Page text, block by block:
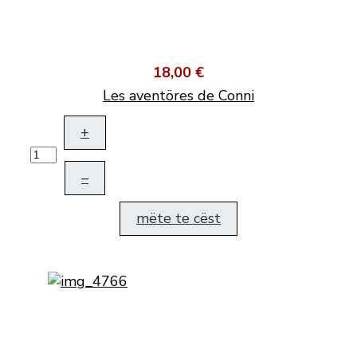
18,00 €
Les aventöres de Conni
+
–
mëte te cëst